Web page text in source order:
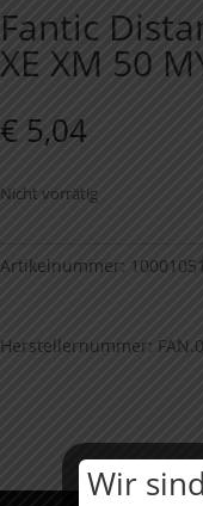
Fantic
XE XM 50
€ 5,04
Nicht vorrätig
Artikelnummer:
Herstellernummer:
Wir